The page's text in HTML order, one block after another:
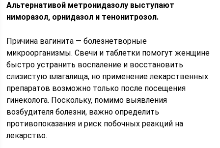
Альтернативой метронидазолу выступают
ниморазол, орнидазол и тенонитрозол.
Причина вагинита — болезнетворные
микроорганизмы. Свечи и таблетки помогут женщине
быстро устранить воспаление и восстановить
слизистую влагалища, но применение лекарственных
препаратов возможно только после посещения
гинеколога. Поскольку, помимо выявления
возбудителя болезни, важно определить
противопоказания и риск побочных реакций на
лекарство.